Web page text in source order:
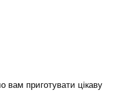
вам приготувати цікаву